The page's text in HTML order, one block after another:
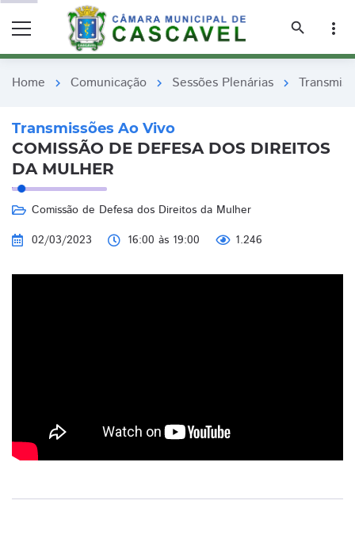
search
more_vert
Home chevron_right Comunicação chevron_right Sessões Plenárias chevron_right
Transmissões Ao Vivo
COMISSÃO DE DEFESA DOS DIREITOS
DA MULHER
Comissão de Defesa dos Direitos da Mulher
02/03/2023
16:00 às 19:00 1.246